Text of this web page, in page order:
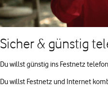
Sicher & günstig
Du willst günstig ins Festnetz
Du willst Festnetz und Internet